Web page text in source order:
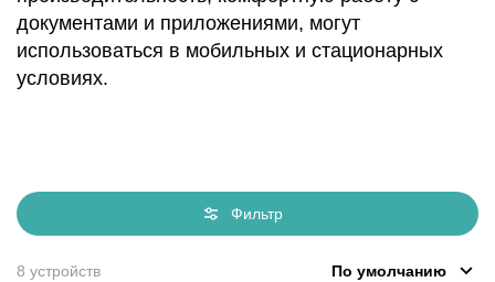
документами и приложениями, могут
использоваться в мобильных и стационарных
условиях.
Фильтр
8 устройств По умолчанию